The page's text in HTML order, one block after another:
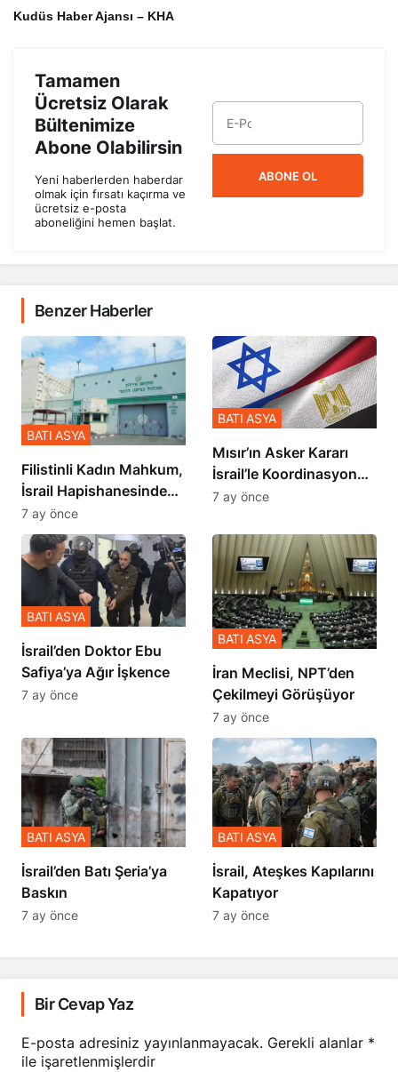
Kudüs Haber Ajansı – KHA
Tamamen
Ücretsiz Olarak
Bültenimize
Abone Olabilirsin
Yeni haberlerden haberdar
olmak için fırsatı kaçırma ve
ücretsiz e-posta
aboneliğini hemen başlat.
ABONE OL
Benzer Haberler
Filistinli Kadın Mahkum,
İsrail Hapishanesindeki
Zulmü Anlattı
BATI ASYA
7 ay önce
Mısır’ın Asker Kararı
İsrail’le Koordinasyon
İçinde Gerçekleşmiş
BATI ASYA
7 ay önce
İsrail’den Doktor Ebu
Safiya’ya Ağır İşkence
BATI ASYA
7 ay önce
İran Meclisi, NPT’den
Çekilmeyi Görüşüyor
BATI ASYA
7 ay önce
​​​​​​​İsrail’den Batı Şeria’ya
Baskın
BATI ASYA
7 ay önce
İsrail, Ateşkes Kapılarını
Kapatıyor
BATI ASYA
7 ay önce
Bir Cevap Yaz
E-posta adresiniz yayınlanmayacak. Gerekli alanlar *
ile işaretlenmişlerdir